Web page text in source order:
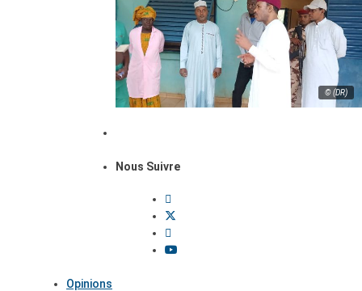
© (DR)
Nous Suivre
Opinions